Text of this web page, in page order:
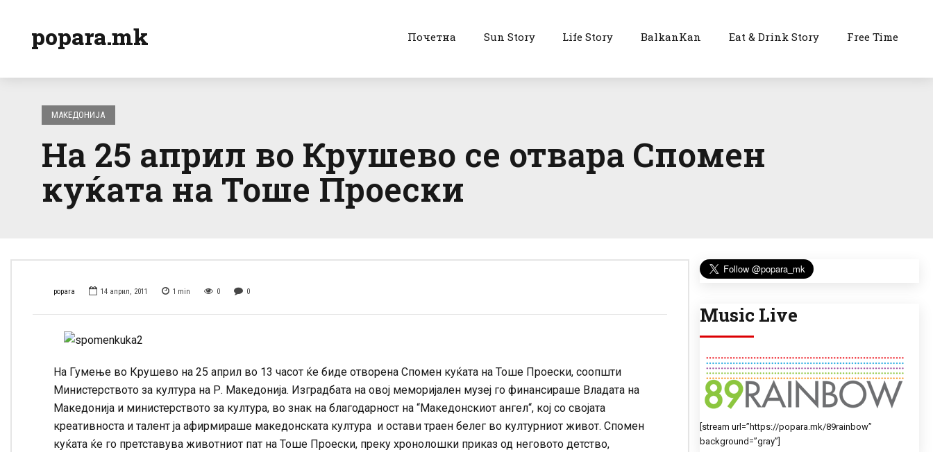
popara.mk Почетна Sun Story Life Story BalkanKan Eat & Drink Story Free Time
МАКЕДОНИЈА
На 25 април во Крушево се отвара Спомен
куќата на Тоше Проески
popara 14 април, 2011 1 min 0 0
На Гумење во Крушево на 25 април во 13 часот ќе биде отворена Спомен куќата на Тоше Проески, соопшти
Министерството за култура на Р. Македонија. Изградбата на овој меморијален музеј го финансираше Владата на
Македонија и министерството за култура, во знак на благодарност на “Македонскиот ангел“, кој со својата
креативноста и талент ја афирмираше македонската култура и остави траен белег во културниот живот. Спомен
куќата ќе го претставува животниот пат на Тоше Проески, преку хронолошки приказ од неговото детство,
Music Live
[stream url=”https://popara.mk/89rainbow”
background=”gray”]